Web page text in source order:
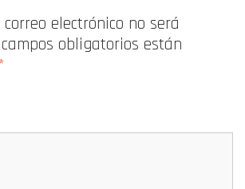
electrónico no será
obligatorios están